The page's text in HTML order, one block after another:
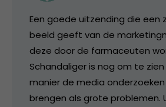
Een goede uitzending die een
beeld geeft van de
deze door de farmaceuten
Schandaliger is nog om te
manier de media onderzoeken
brengen als grote problemen.